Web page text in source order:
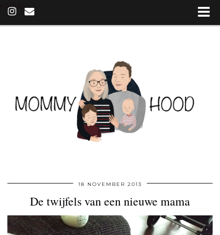
(~215 B)
18 NOVEMBER 2013
De twijfels van een nieuwe mama